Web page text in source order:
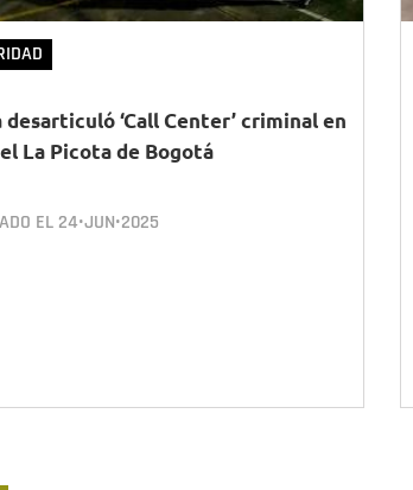
desarticuló ‘Call Center’ criminal en
La Picota de Bogotá
EL 24•JUN•2025